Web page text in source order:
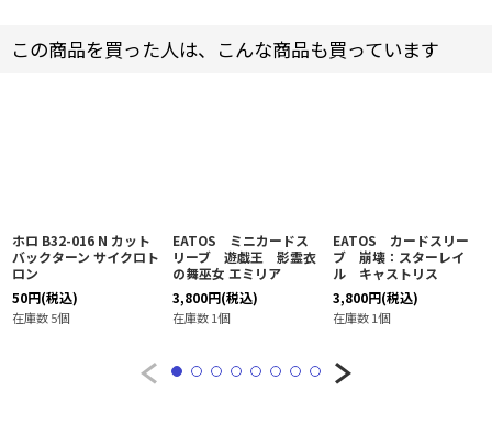
この商品を買った人は、こんな商品も買っています
ホロ B32-016 N カット
バックターン サイクロト
ロン
50円(税込)
在庫数 5個
EATOS ミニカードス
リーブ 遊戯王 影霊衣
の舞巫女 エミリア
3,800円(税込)
在庫数 1個
EATOS カードスリー
ブ 崩壊：スターレイ
ル キャストリス
3,800円(税込)
在庫数 1個